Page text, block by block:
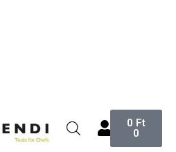
0 Ft
0